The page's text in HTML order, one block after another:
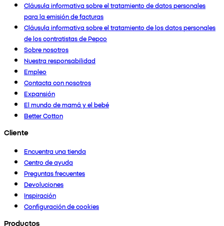
Cláusula informativa sobre el tratamiento de datos personales
para la emisión de facturas
Cláusula informativa sobre el tratamiento de los datos personales
de los contratistas de Pepco
Sobre nosotros
Nuestra responsabilidad
Empleo
Contacta con nosotros
Expansión
El mundo de mamá y el bebé
Better Cotton
Cliente
Encuentra una tienda
Centro de ayuda
Preguntas frecuentes
Devoluciones
Inspiración
Configuración de cookies
Productos